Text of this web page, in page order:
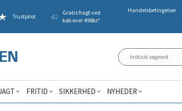
Trustpilot
Gratis fragt ved
køb over 498kr.*
Handelsbetingelser
FRITID SIKKERHED NYHEDER